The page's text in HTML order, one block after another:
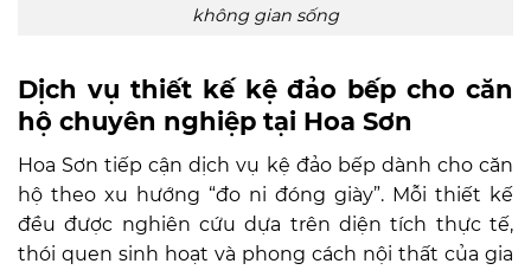
không gian sống
Dịch vụ thiết kế kệ đảo bếp cho căn
hộ chuyên nghiệp tại Hoa Sơn
Hoa Sơn tiếp cận dịch vụ kệ đảo bếp dành cho căn
hộ theo xu hướng “đo ni đóng giày”. Mỗi thiết kế
đều được nghiên cứu dựa trên diện tích thực tế,
thói quen sinh hoạt và phong cách nội thất của gia